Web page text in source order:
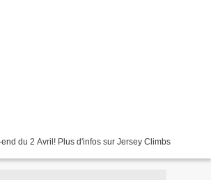
du 2 Avril! Plus d'infos sur Jersey Climbs